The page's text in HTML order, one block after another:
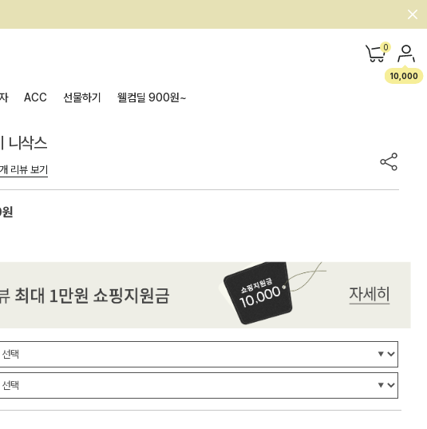
0
10,000
ACC 선물하기 웰컴딜 900원~
니삭스
리뷰 보기